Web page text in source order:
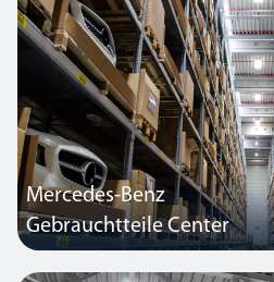
Mercedes-Benz
Gebrauchtteile Center
Ziel war es, in den Hochregallagern